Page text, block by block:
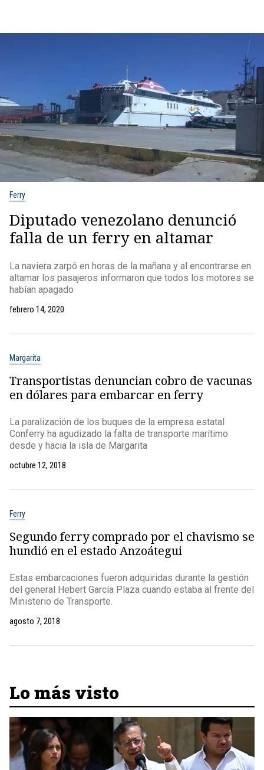
Ferry
Diputado venezolano denunció
falla de un ferry en altamar
La naviera zarpó en horas de la mañana y al encontrarse en
altamar los pasajeros informaron que todos los motores se
habían apagado
febrero 14, 2020
Margarita
Transportistas denuncian cobro de vacunas
en dólares para embarcar en ferry
La paralización de los buques de la empresa estatal
Conferry ha agudizado la falta de transporte marítimo
desde y hacia la isla de Margarita
octubre 12, 2018
Ferry
Segundo ferry comprado por el chavismo se
hundió en el estado Anzoátegui
Estas embarcaciones fueron adquiridas durante la gestión
del general Hebert García Plaza cuando estaba al frente del
Ministerio de Transporte.
agosto 7, 2018
Lo más visto